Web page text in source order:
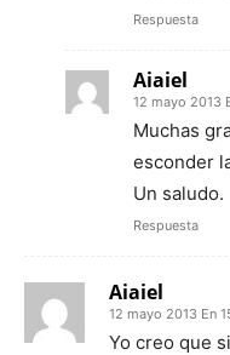
Respuesta
Aiaiel
12 mayo 2013
Muchas
esconder
Un saludo.
Respuesta
Aiaiel
12 mayo 2013 En
Yo creo que